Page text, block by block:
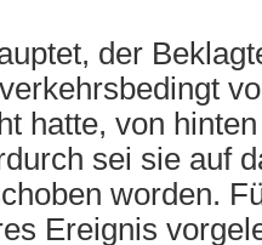
der
hatte, von
sei sie auf
worden.
Ereignis